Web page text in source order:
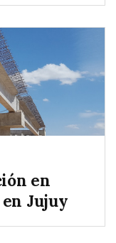
en
Jujuy